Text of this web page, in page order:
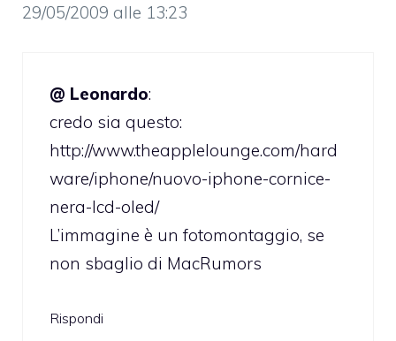
29/05/2009 alle 13:23
@ Leonardo:
credo sia questo:
http://www.theapplelounge.com/hard
ware/iphone/nuovo-iphone-cornice-
nera-lcd-oled/
L’immagine è un fotomontaggio, se
non sbaglio di MacRumors
Rispondi